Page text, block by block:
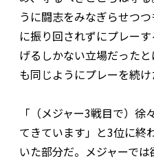
うに闘志をみなぎらせつ
に振り回されずにプレー
げるしかない立場だった
も同じようにプレーを続け
「（メジャー3戦目で）
てきています」と3位に終
いた部分だ。メジャーで